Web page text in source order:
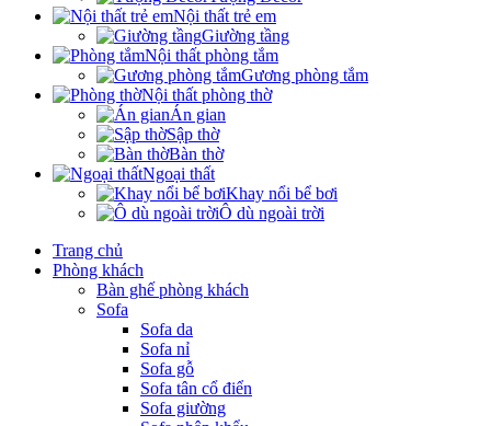
Nội thất trẻ em
Giường tầng
Nội thất phòng tắm
Gương phòng tắm
Nội thất phòng thờ
Án gian
Sập thờ
Bàn thờ
Ngoại thất
Khay nổi bể bơi
Ô dù ngoài trời
Trang chủ
Phòng khách
Bàn ghế phòng khách
Sofa
Sofa da
Sofa nỉ
Sofa gỗ
Sofa tân cổ điển
Sofa giường